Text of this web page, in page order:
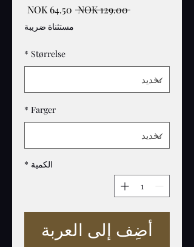
‏129.00 NOK
سعر
عادي
سعر
مستثناة ضريبة
Størrelse
*
Farger
*
الكمية *
أضِف إلى العربة